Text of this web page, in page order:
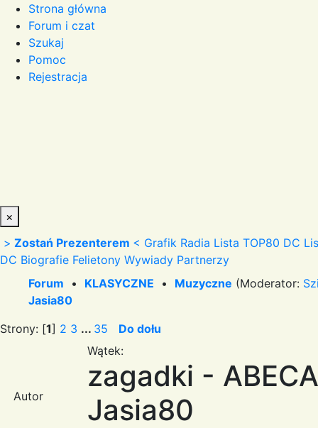
Strona główna
Forum i czat
Szukaj
Pomoc
Rejestracja
×
> Zostań Prezenterem < Grafik Radia Lista TOP80 DC
DC Biografie Felietony Wywiady Partnerzy
Forum • KLASYCZNE • Muzyczne (Moderator:
Jasia80
Strony: [1] 2 3 ... 35 Do dołu
Autor
Wątek:
zagadki -
Jasia80